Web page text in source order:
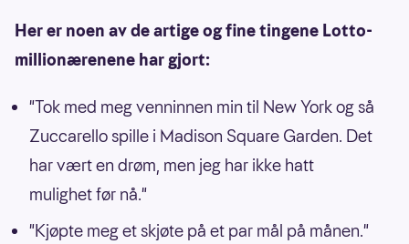
Her er noen av de artige og fine tingene Lotto-
millionærenene har gjort:
"Tok med meg venninnen min til New York og så
Zuccarello spille i Madison Square Garden. Det
har vært en drøm, men jeg har ikke hatt
mulighet før nå."
"Kjøpte meg et skjøte på et par mål på månen."